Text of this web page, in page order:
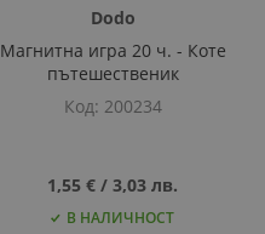
Dodo
Магнитна игра 20 ч. - Коте
пътешественик
Код 200234
1,55 € ‎/‎ 3,03 лв.
В НАЛИЧНОСТ